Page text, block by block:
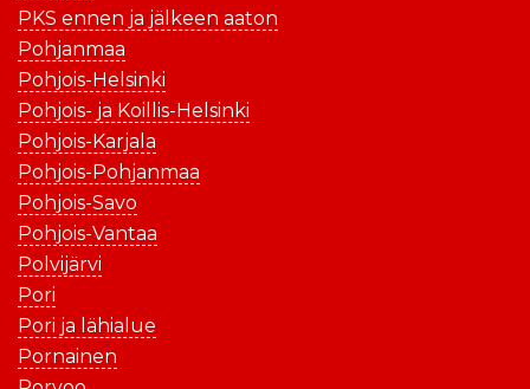
PKS ennen ja jälkeen aaton
Pohjanmaa
Pohjois-Helsinki
Pohjois- ja Koillis-Helsinki
Pohjois-Karjala
Pohjois-Pohjanmaa
Pohjois-Savo
Pohjois-Vantaa
Polvijärvi
Pori
Pori ja lähialue
Pornainen